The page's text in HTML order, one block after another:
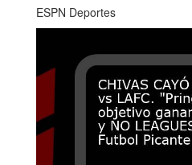
ESPN Deportes